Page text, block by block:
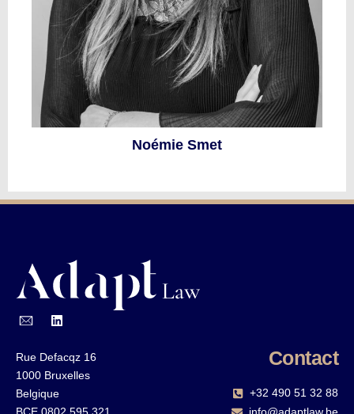
Noémie Smet
Rue Defacqz 16
1000 Bruxelles
Belgique
Contact
+32 490 51 32 88‬